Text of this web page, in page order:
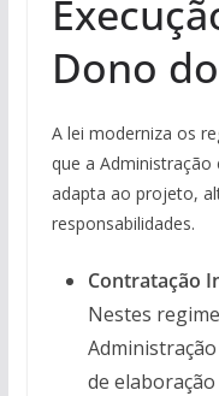
Dono
A lei moderniza os
que a
adapta ao projeto,
responsabilidades.
Contratação
Nestes
de